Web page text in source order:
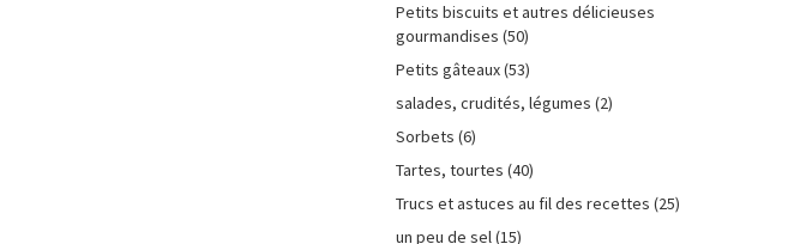
Petits biscuits et autres délicieuses
gourmandises (50)
Petits gâteaux(53)
salades, crudités, légumes (2)
Sorbets (6)
Tartes, tourtes (40)
Trucs et astuces au fil des recettes (25)
un peu de sel(15)